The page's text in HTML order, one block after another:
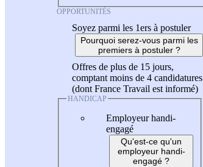
OPPORTUNITÉS
Soyez parmi les 1ers à postuler
Pourquoi serez-vous parmi les
premiers à postuler ?
Offres de plus de 15 jours,
comptant moins de 4 candidatures
(dont France Travail est informé)
HANDICAP
Employeur handi-
engagé
Qu'est-ce qu'un
employeur handi-
engagé ?